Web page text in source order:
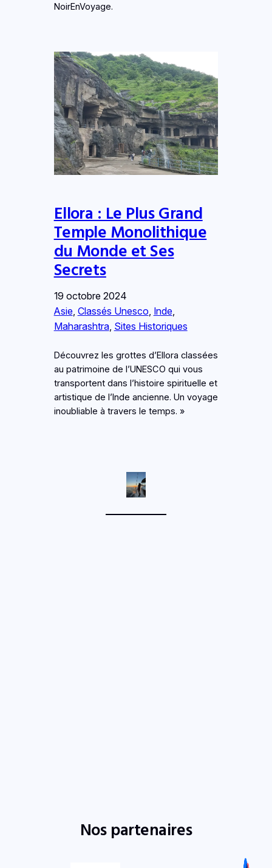
NoirEnVoyage.
Ellora : Le Plus Grand
Temple Monolithique
du Monde et Ses
Secrets
19 octobre 2024
Asie, Classés Unesco, Inde
Maharashtra, Sites Historiques
Découvrez les grottes d’Ellora classées
au patrimoine de l’UNESCO qui vous
transportent dans l’histoire spirituelle et
artistique de l’Inde ancienne. Un voyage
inoubliable à travers le temps. »
Nos partenaires